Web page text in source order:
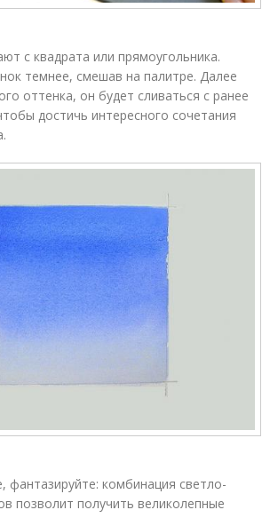
с квадрата или прямоугольника.
темнее, смешав на палитре. Далее
оттенка, он будет сливаться с ранее
достичь интересного сочетания
фантазируйте: комбинация светло-
позволит получить великолепные